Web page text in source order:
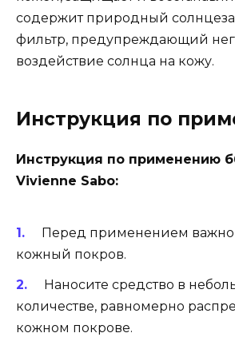
содержит природный
фильтр, предупреждающий
воздействие солнца на кожу.
Инструкция по
Инструкция по применению
Vivienne Sabo:
Перед применением важно
кожный покров.
Наносите средство в
количестве, равномерно
кожном покрове.